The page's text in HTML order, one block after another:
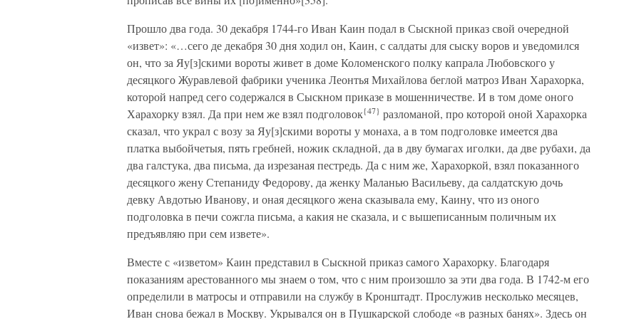
Прошло два года. 30 декабря 1744-го Иван Каин подал в Сыскной приказ свой очередной
«извет»: «…сего де декабря 30 дня ходил он, Каин, с салдаты для сыску воров и уведомился
он, что за Яу[з]скими вороты живет в доме Коломенского полку капрала Любовского у
десяцкого Журавлевой фабрики ученика Леонтья Михайлова беглой матроз Иван Харахорка,
которой напред сего содержался в Сыскном приказе в мошенничестве. И в том доме оного
Харахорку взял. Да при нем же взял подголовок{47} разломаной, про которой оной Харахорка
сказал, что украл с возу за Яу[з]скими вороты у монаха, а в том подголовке имеется два
платка выбойчетыя, пять гребней, ножик складной, да в дву бумагах иголки, да две рубахи, да
два галстука, два письма, да изрезаная пестредь. Да с ним же, Харахоркой, взял показанного
десяцкого жену Степаниду Федорову, да женку Маланью Васильеву, да салдатскую дочь
девку Авдотью Иванову, и оная десяцкого жена сказывала ему, Каину, что из оного
подголовка в печи сожгла письма, а какия не сказала, и с вышеписанным поличным их
предъявляю при сем извете».
Вместе с «изветом» Каин представил в Сыскной приказ самого Харахорку. Благодаря
показаниям арестованного мы знаем о том, что с ним произошло за эти два года. В 1742-м его
определили в матросы и отправили на службу в Кронштадт. Прослужив несколько месяцев,
Иван снова бежал в Москву. Укрывался он в Пушкарской слободе «в разных банях». Здесь он